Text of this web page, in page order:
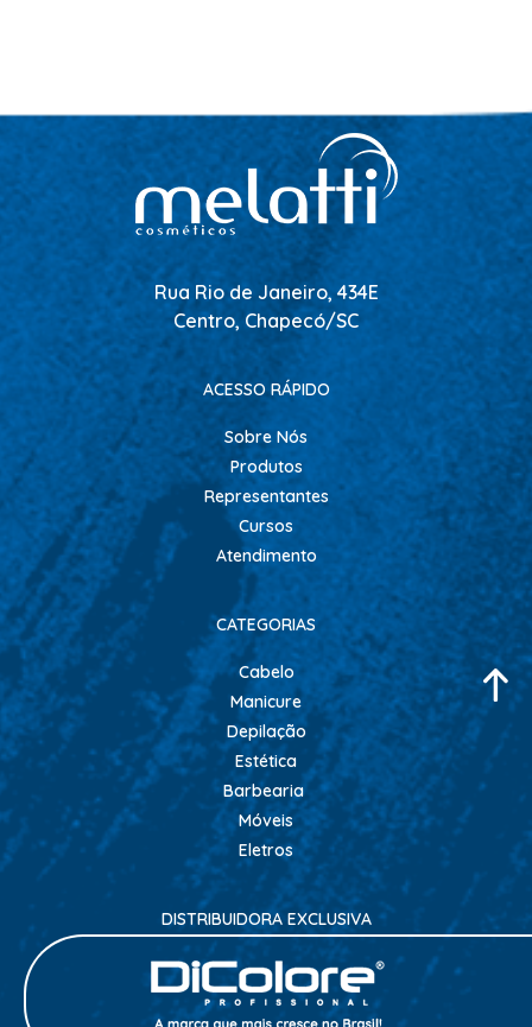
Rua Rio de Janeiro, 434E
Centro, Chapecó/SC
ACESSO RÁPIDO
Sobre Nós
Produtos
Representantes
Cursos
Atendimento
CATEGORIAS
Cabelo
Manicure
Depilação
Estética
Barbearia
Móveis
Eletros
DISTRIBUIDORA EXCLUSIVA